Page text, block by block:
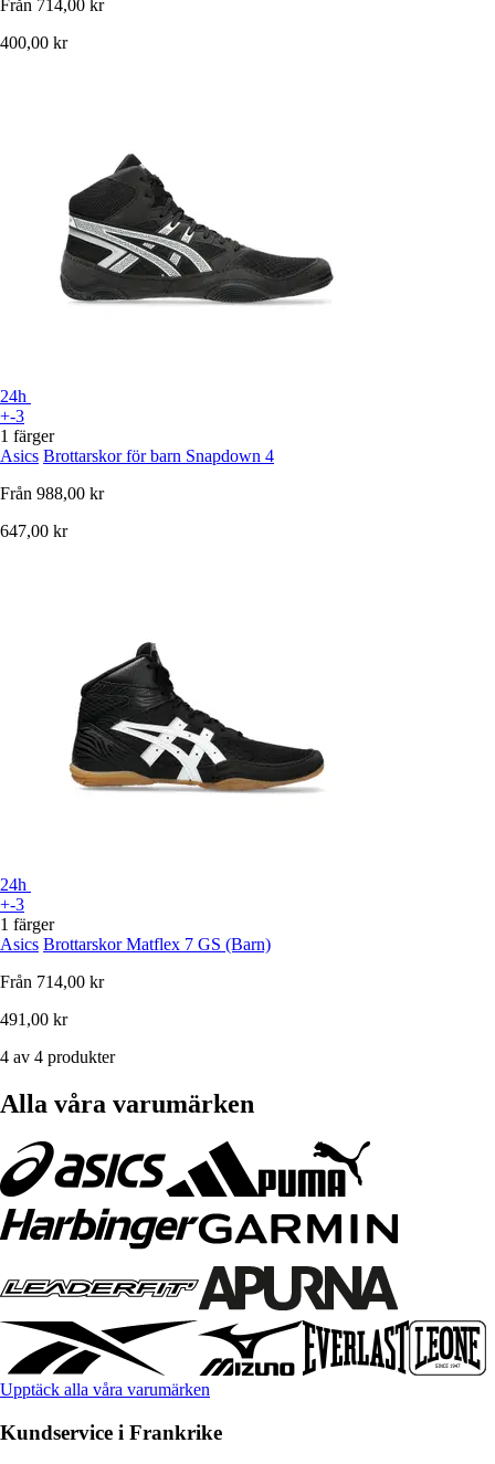
Från 714,00 kr
400,00 kr
24h
+-3
1 färger
Asics Brottarskor för barn Snapdown 4
Från 988,00 kr
647,00 kr
24h
+-3
1 färger
Asics Brottarskor Matflex 7 GS (Barn)
Från 714,00 kr
491,00 kr
4 av 4 produkter
Alla våra varumärken
Upptäck alla våra varumärken
Kundservice i Frankrike